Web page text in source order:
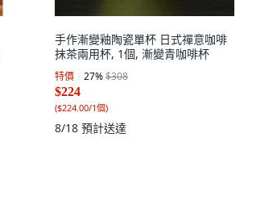
手作漸變釉陶瓷單杯 日式禪意咖啡
抹茶兩用杯, 1個, 漸變青咖啡杯
特價 27%$308
$224
($224.00/1個)
8/18 預計送達